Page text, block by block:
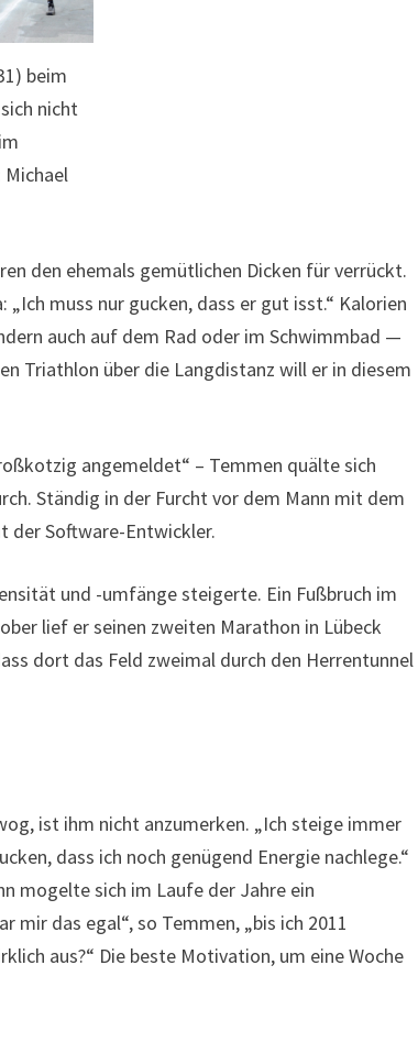
beim
nicht
den ehemals gemütlichen Dicken für verrückt.
muss nur gucken, dass er gut isst.“ Kalorien
auch auf dem Rad oder im Schwimmbad —
Triathlon über die Langdistanz will er in diesem
angemeldet“ – Temmen quälte sich
Ständig in der Furcht vor dem Mann mit dem
der Software-Entwickler.
und -umfänge steigerte. Ein Fußbruch im
lief er seinen zweiten Marathon in Lübeck
dort das Feld zweimal durch den Herrentunnel
ist ihm nicht anzumerken. „Ich steige immer
dass ich noch genügend Energie nachlege.“
mogelte sich im Laufe der Jahre ein
mir das egal“, so Temmen, „bis ich 2011
aus?“ Die beste Motivation, um eine Woche